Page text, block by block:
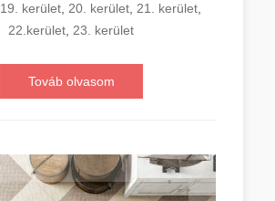
19. kerület, 20. kerület, 21. kerület,
22.kerület 23. kerület
Továb olvasom